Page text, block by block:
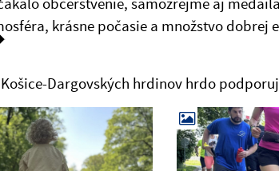
krásne počasie a množstvo dobrej
Dargovských hrdinov hrdo